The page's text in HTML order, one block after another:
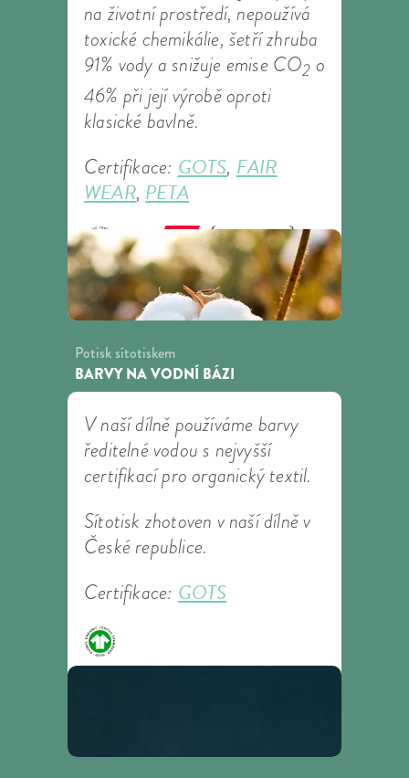
na životní prostředí, nepoužívá
toxické chemikálie, šetří zhruba
91% vody a snižuje emise CO2 o
46% při její výrobě oproti
klasické bavlně.
Certifikace: GOTS, FAIR
WEAR, PETA
Potisk sítotiskem
BARVY NA VODNÍ BÁZI
V naší dílně používáme barvy
ředitelné vodou s nejvyšší
certifikací pro organický textil.
Sítotisk zhotoven v naší dílně v
České republice.
Certifikace: GOTS